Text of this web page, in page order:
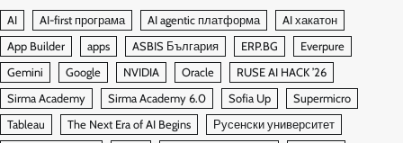
AI AI-first програма AI agentic платформа
AI хакатон
App Builder
apps ASBIS България ERP.BG
Everpure
Gemini
Google NVIDIA Oracle
RUSE AI HACK ’26
Sirma Academy
Sirma Academy 6.0 Sofia Up
Supermicro
Tableau
The Next Era of AI Begins
Русенски университет